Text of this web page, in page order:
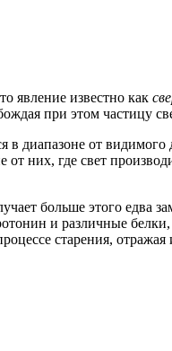
явление известно как
при этом частицу
в диапазоне от
них, где свет
больше этого едва
и различные
старения, отражая